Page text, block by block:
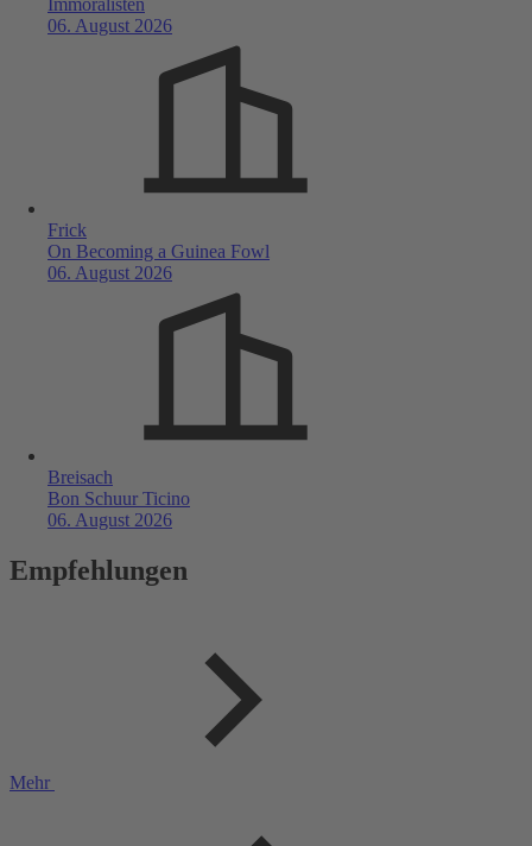
06. August 2026
Frick
On Becoming a Guinea Fowl
06. August 2026
Breisach
Bon Schuur Ticino
06. August 2026
Empfehlungen
Mehr